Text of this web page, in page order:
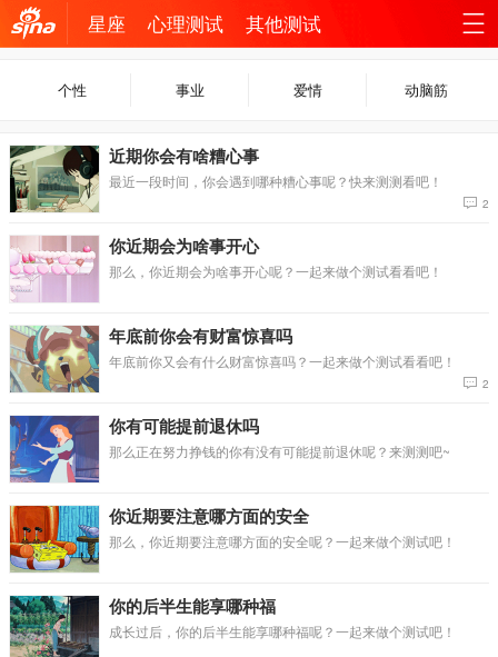
星座 心理测试 其他测试
个性 事业 爱情 动脑筋
近期你会有啥糟心事
最近一段时间，你会遇到哪种糟心事呢？快来测测看吧！
2
你近期会为啥事开心
那么，你近期会为啥事开心呢？一起来做个测试看看吧！
年底前你会有财富惊喜吗
年底前你又会有什么财富惊喜吗？一起来做个测试看看吧！
2
你有可能提前退休吗
那么正在努力挣钱的你有没有可能提前退休呢？来测测吧~
你近期要注意哪方面的安全
那么，你近期要注意哪方面的安全呢？一起来做个测试吧！
你的后半生能享哪种福
成长过后，你的后半生能享哪种福呢？一起来做个测试吧！